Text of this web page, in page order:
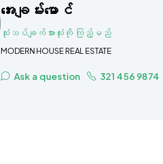
အေးချမ်းမောင်
သုံးသပ်ချက်အားလုံးကို ကြည့်မည်
MODERN HOUSE REAL ESTATE
Ask a question 321 456 9874